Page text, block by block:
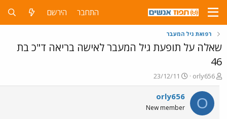
התחבר הירשם
רפואת גיל המעבר
שאלה על תופעת גיל המעבר לאישה בריאה ד"כ בת
46
פ
ו
ת
ח
ה
orly656
פ
ו
ר
ם
23/12/11
O
orly656
New member